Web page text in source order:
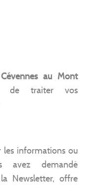
au Mont
de traiter vos
les informations ou
avez demandé
Newsletter, offre